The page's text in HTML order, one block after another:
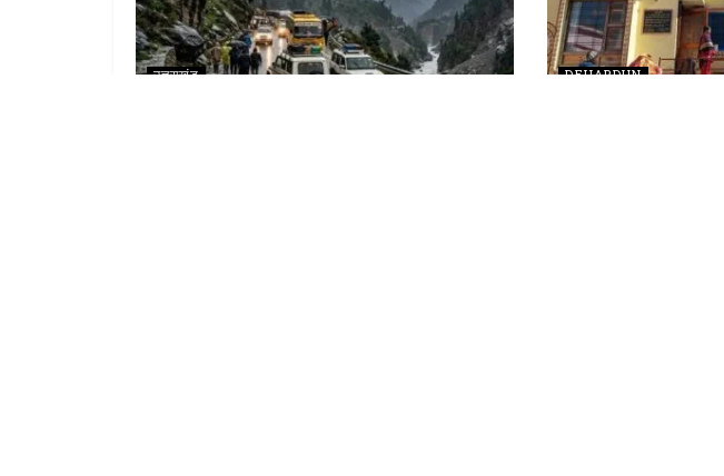
उत्तराखंड DEHARDUN